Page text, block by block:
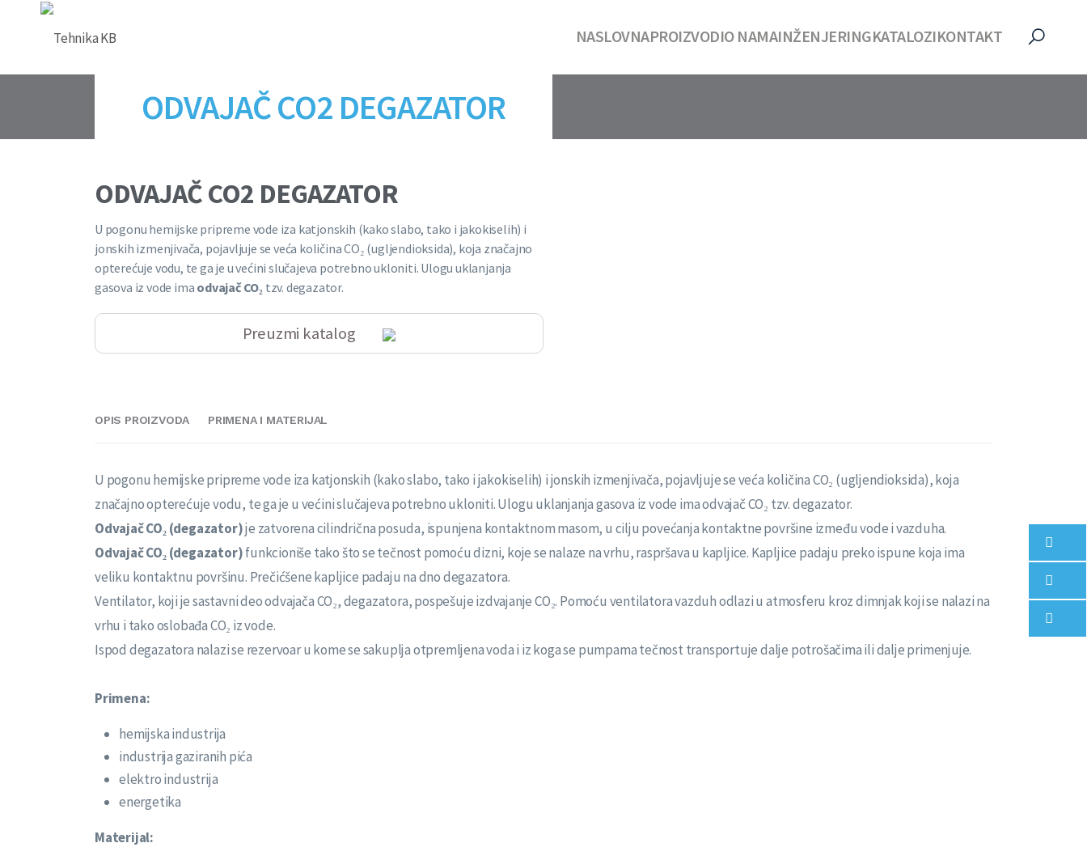
NASLOVNAPROIZVODIO NAMAINŽENJERINGKATALOZIKONTAKT
ODVAJAČ CO2 DEGAZATOR
ODVAJAČ CO2 DEGAZATOR
U pogonu hemijske pripreme vode iza katjonskih (kako slabo, tako i jakokiselih) i
jonskih izmenjivača, pojavljuje se veća količina CO₂ (ugljendioksida), koja značajno
opterećuje vodu, te ga je u većini slučajeva potrebno ukloniti. Ulogu uklanjanja
gasova iz vode ima odvajač CO₂ tzv. degazator.
Preuzmi katalog
OPIS PROIZVODA PRIMENA I MATERIJAL
U pogonu hemijske pripreme vode iza katjonskih (kako slabo, tako i jakokiselih) i jonskih izmenjivača, pojavljuje se veća količina CO₂ (ugljendioksida), koja
značajno opterećuje vodu, te ga je u većini slučajeva potrebno ukloniti. Ulogu uklanjanja gasova iz vode ima odvajač CO₂ tzv. degazator.
Odvajač CO₂ (degazator)je zatvorena cilindrična posuda, ispunjena kontaktnom masom, u cilju povećanja kontaktne površine između vode i vazduha.
Odvajač CO₂ (degazator)funkcioniše tako što se tečnost pomoću dizni, koje se nalaze na vrhu, raspršava u kapljice. Kapljice padaju preko ispune koja ima
veliku kontaktnu površinu. Prečićšene kapljice padaju na dno degazatora.
Ventilator, koji je sastavni deo odvajača CO₂, degazatora, pospešuje izdvajanje CO₂. Pomoću ventilatora vazduh odlazi u atmosferu kroz dimnjak koji se nalazi na
vrhu i tako oslobađa CO₂ iz vode.
Ispod degazatora nalazi se rezervoar u kome se sakuplja otpremljena voda i iz koga se pumpama tečnost transportuje dalje potrošačima ili dalje primenjuje.
Primena:
hemijska industrija
industrija gaziranih pića
elektro industrija
energetika
Materijal: